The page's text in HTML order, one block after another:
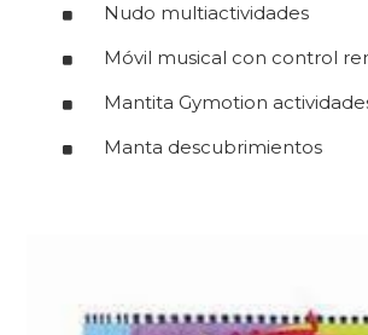
Nudo multiactividades
Móvil musical con control
Mantita Gymotion
Manta descubrimientos